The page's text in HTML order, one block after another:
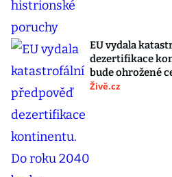
EU vydala
dezertifikace
bude ohrožené
Živě.cz